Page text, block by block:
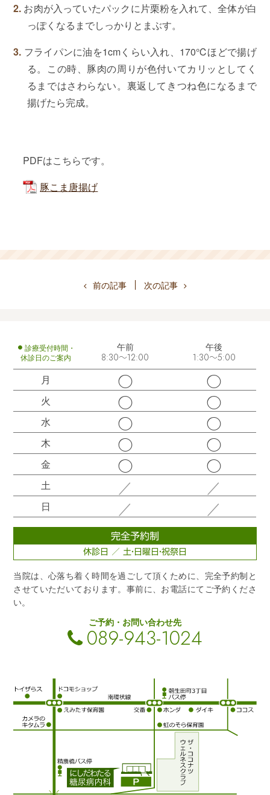
お肉が入っていたパックに片栗粉を入れて、全体が白
っぽくなるまでしっかりとまぶす。
フライパンに油を1cmくらい入れ、170℃ほどで揚げ
る。この時、豚肉の周りが色付いてカリッとしてく
るまではさわらない。裏返してきつね色になるまで
揚げたら完成。
PDFはこちらです。
豚こま唐揚げ
前の記事 次の記事
診療受付時間・
休診日のご案内
午前
8:30～12:00
午後
1:30～5:00
月 ◯ ◯
火 ◯ ◯
水 ◯ ◯
木 ◯ ◯
金 ◯ ◯
土 ／ ／
日 ／ ／
完全予約制
休診日 ／ 土・日曜日・祝祭日
当院は、心落ち着く時間を過ごして頂くために、完全予約制と
させていただいております。事前に、お電話にてご予約くださ
い。
ご予約・お問い合わせ先
089-943-1024